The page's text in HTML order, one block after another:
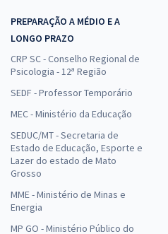
PREPARAÇÃO A MÉDIO E A
LONGO PRAZO
CRP SC - Conselho Regional de
Psicologia - 12ª Região
SEDF - Professor Temporário
MEC - Ministério da Educação
SEDUC/MT - Secretaria de
Estado de Educação, Esporte e
Lazer do estado de Mato
Grosso
MME - Ministério de Minas e
Energia
MP GO - Ministério Público do